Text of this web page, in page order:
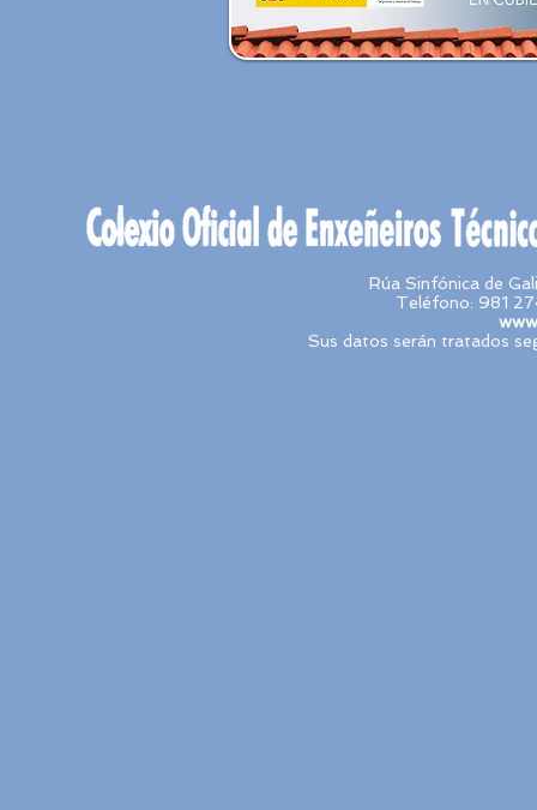
Rúa Sinfónica de
Teléfono: 981
Sus datos serán tratados